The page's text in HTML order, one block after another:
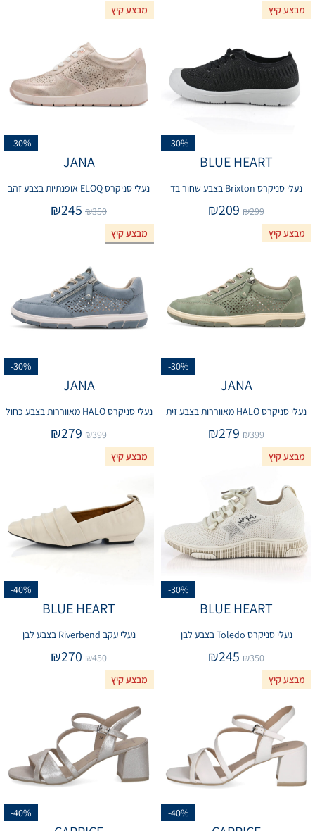
מבצע קיץ
-30%
BLUE HEART
נעלי סניקרס Brixton בצבע שחור בד
₪299
₪209
מבצע קיץ
-30%
JANA
נעלי סניקרס ELOQ אופנתיות בצבע זהב
₪350
₪245
מבצע קיץ
-30%
JANA
נעלי סניקרס HALO מאווררות בצבע זית
₪399
₪279
מבצע קיץ
-30%
אזל המלאי
JANA
נעלי סניקרס HALO מאווררות בצבע כחול
₪399
₪279
מבצע קיץ
-30%
BLUE HEART
נעלי סניקרס Toledo בצבע לבן
₪350
₪245
מבצע קיץ
-40%
BLUE HEART
נעלי עקב Riverbend בצבע לבן
₪450
₪270
מבצע קיץ
-40%
מבצע קיץ
-40%